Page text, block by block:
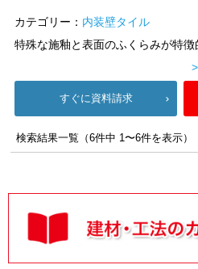
カテゴリー： 内装壁タイル
特殊な施釉と表面のふくらみが特徴
すぐに資料請求
検索結果一覧（6件中 1〜6件を表示）